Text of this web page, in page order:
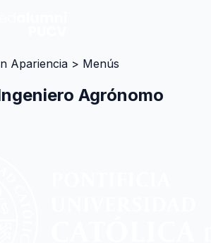
Apariencia > Menús
Agrónomo